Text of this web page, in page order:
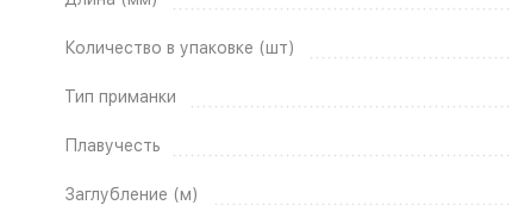
Количество в упаковке (шт)
Тип приманки
Плавучесть
Заглубление (м)